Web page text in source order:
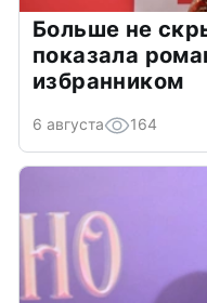
Больше не
показала
избранником
6 августа 164